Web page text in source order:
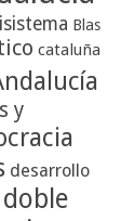
Blas
cataluña
y
desarrollo
doble